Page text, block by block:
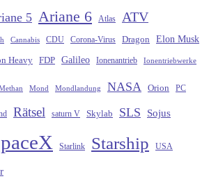
5 Ariane 6 Atlas ATV
Cannabis CDU Corona-Virus Dragon Elon Musk
Heavy FDP Galileo Ionenantrieb Ionentriebwerke
Mond Mondlandung NASA Orion PC
Rätsel saturn V Skylab SLS Sojus
Starlink Starship USA